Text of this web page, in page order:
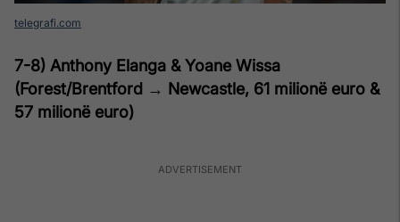
telegrafi.com
7-8) Anthony Elanga & Yoane Wissa
(Forest/Brentford → Newcastle, 61 milionë euro &
57 milionë euro)